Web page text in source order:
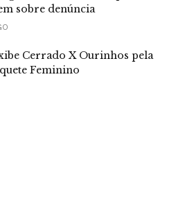
sobre denúncia
Cerrado X Ourinhos pela
Feminino